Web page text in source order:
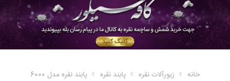
خانه زیورآلات نقره پابند نقره پابند نقره مدل 6000